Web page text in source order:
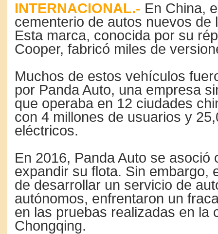
INTERNACIONAL.- En China,
cementerio de autos nuevos de
Esta marca, conocida por su
Cooper, fabricó miles de
Muchos de estos vehículos
por Panda Auto, una empresa
que operaba en 12 ciudades
con 4 millones de usuarios y
eléctricos.
En 2016, Panda Auto se asoció
expandir su flota. Sin embargo,
de desarrollar un servicio de
autónomos, enfrentaron un
en las pruebas realizadas en la
Chongqing.